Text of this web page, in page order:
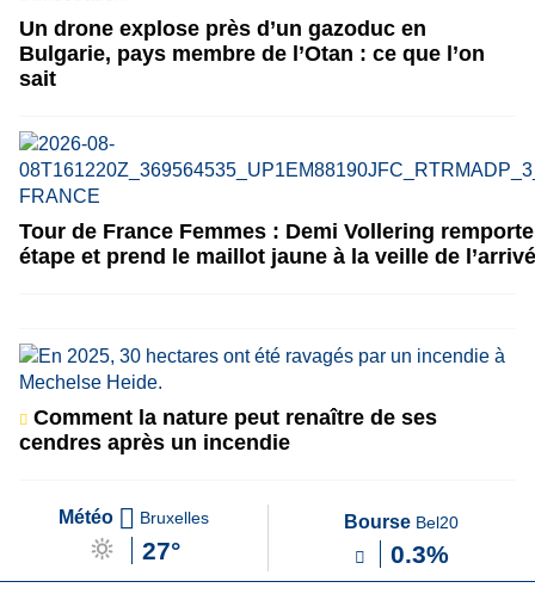
Un drone explose près d’un gazoduc en
Bulgarie, pays membre de l’Otan : ce que l’on
sait
Tour de France Femmes : Demi Vollering
étape et prend le maillot jaune à la veille de
Comment la nature peut renaître de ses
cendres après un incendie
Météo Bruxelles
27°
Bourse Bel20
0.3%